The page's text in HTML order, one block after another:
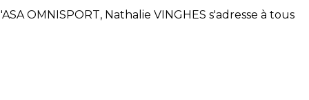
OMNISPORT, Nathalie VINGHES s'adresse à tous